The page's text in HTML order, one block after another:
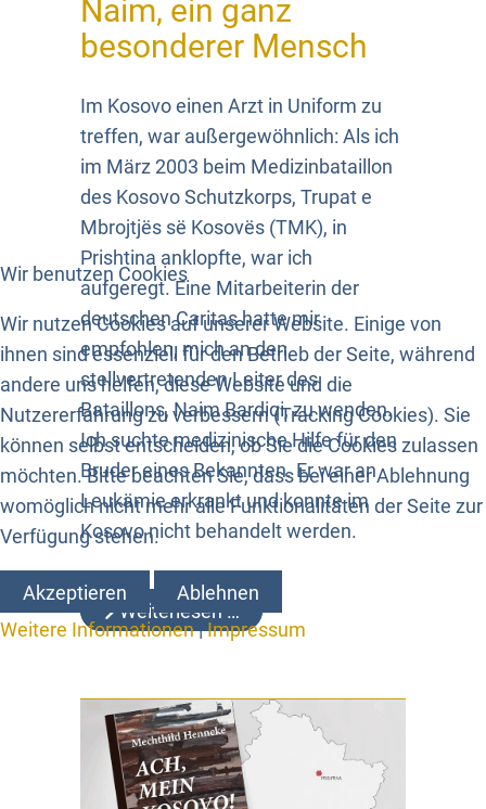
Naim, ein ganz
besonderer Mensch
Im Kosovo einen Arzt in Uniform zu
treffen, war außergewöhnlich: Als ich
im März 2003 beim Medizinbataillon
des Kosovo Schutzkorps, Trupat e
Mbrojtjës së Kosovës (TMK), in
Prishtina anklopfte, war ich
aufgeregt. Eine Mitarbeiterin der
deutschen Caritas hatte mir
empfohlen, mich an den
stellvertretenden Leiter des
Bataillons, Naim Bardiqi, zu wenden.
Ich suchte medizinische Hilfe für den
Bruder eines Bekannten. Er war an
Leukämie erkrankt und konnte im
Kosovo nicht behandelt werden.
Weiterlesen …
Wir benutzen Cookies
Wir nutzen Cookies auf unserer Website. Einige von
ihnen sind essenziell für den Betrieb der Seite, während
andere uns helfen, diese Website und die
Nutzererfahrung zu verbessern (Tracking Cookies). Sie
können selbst entscheiden, ob Sie die Cookies zulassen
möchten. Bitte beachten Sie, dass bei einer Ablehnung
womöglich nicht mehr alle Funktionalitäten der Seite zur
Verfügung stehen.
Akzeptieren
Ablehnen
Weitere Informationen|Impressum